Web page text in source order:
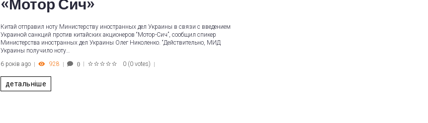
«Мотор Сич»
Китай отправил ноту Министерству иностранных дел Украины в связи с введением
Украиной санкций против китайских акционеров “Мотор-Сич”, сообщил спикер
Министерства иностранных дел Украины Олег Николенко. “Действительно, МИД
Украины получило ноту…
6 років ago
928 0 0 (0 votes)
детальніше